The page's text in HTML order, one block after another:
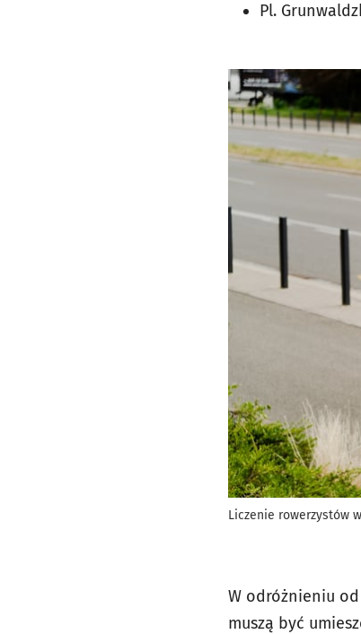
Pl.
Liczenie rowerzystów
W odróżnieniu
muszą być